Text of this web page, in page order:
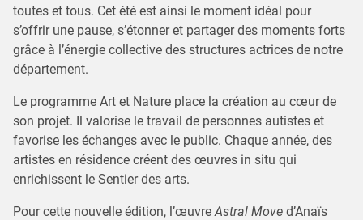
toutes et tous. Cet été est ainsi le moment idéal pour
s’offrir une pause, s’étonner et partager des moments forts
grâce à l’énergie collective des structures actrices de notre
département.
Le programme Art et Nature place la création au cœur de
son projet. Il valorise le travail de personnes autistes et
favorise les échanges avec le public. Chaque année, des
artistes en résidence créent des œuvres in situ qui
enrichissent le Sentier des arts.
Pour cette nouvelle édition, l’œuvre Astral Move d’Anaïs